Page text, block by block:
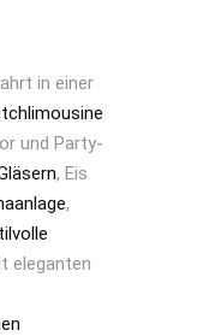
in einer
und Party-
, Eis
,
eleganten